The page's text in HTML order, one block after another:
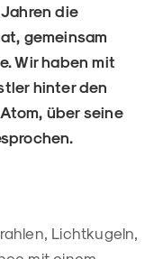
die
gemeinsam
Wir haben mit
hinter den
über seine
Lichtkugeln,